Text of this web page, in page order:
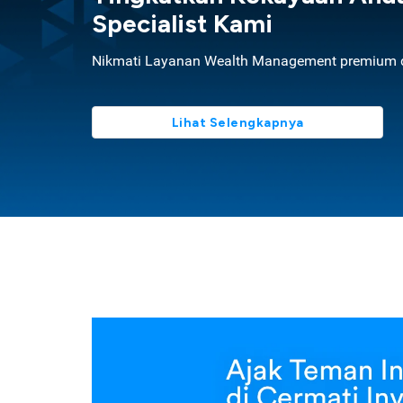
Specialist Kami
Nikmati Layanan Wealth Management
Lihat Selengkapnya